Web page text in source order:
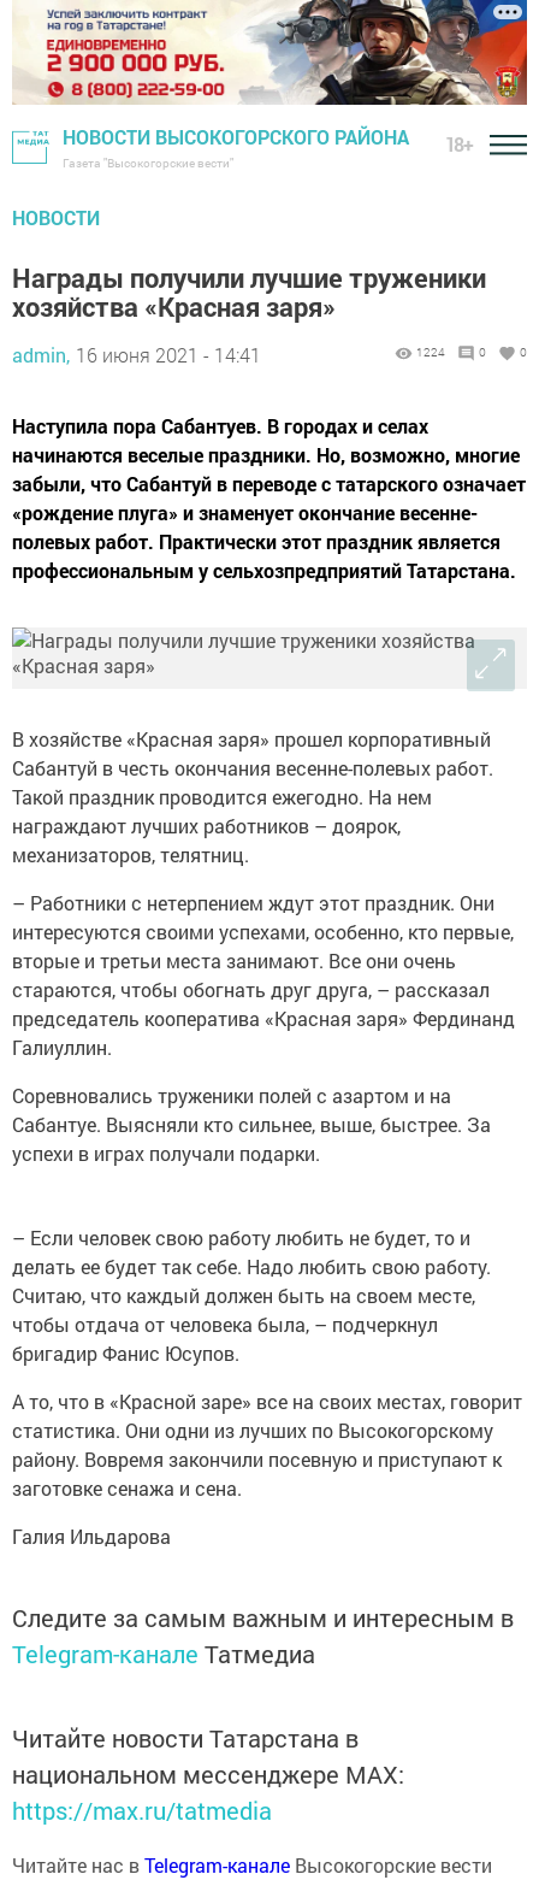
НОВОСТИ ВЫСОКОГОРСКОГО РАЙОНА
Газета "Высокогорские вести"
18+
НОВОСТИ
Награды получили лучшие труженики
хозяйства «Красная заря»
admin, 16 июня 2021 - 14:41 1224 0 0
Наступила пора Сабантуев. В городах и селах
начинаются веселые праздники. Но, возможно, многие
забыли, что Сабантуй в переводе с татарского означает
«рождение плуга» и знаменует окончание весенне-
полевых работ. Практически этот праздник является
профессиональным у сельхозпредприятий Татарстана.
В хозяйстве «Красная заря» прошел корпоративный
Сабантуй в честь окончания весенне-полевых работ.
Такой праздник проводится ежегодно. На нем
награждают лучших работников – доярок,
механизаторов, телятниц.
– Работники с нетерпением ждут этот праздник. Они
интересуются своими успехами, особенно, кто первые,
вторые и третьи места занимают. Все они очень
стараются, чтобы обогнать друг друга, – рассказал
председатель кооператива «Красная заря» Фердинанд
Галиуллин.
Соревновались труженики полей с азартом и на
Сабантуе. Выясняли кто сильнее, выше, быстрее. За
успехи в играх получали подарки.
– Если человек свою работу любить не будет, то и
делать ее будет так себе. Надо любить свою работу.
Считаю, что каждый должен быть на своем месте,
чтобы отдача от человека была, – подчеркнул
бригадир Фанис Юсупов.
А то, что в «Красной заре» все на своих местах, говорит
статистика. Они одни из лучших по Высокогорскому
району. Вовремя закончили посевную и приступают к
заготовке сенажа и сена.
Галия Ильдарова
Следите за самым важным и интересным в
Telegram-канале Татмедиа
Читайте новости Татарстана в
национальном мессенджере MАХ:
https://max.ru/tatmedia
Читайте нас вTelegram-канале Высокогорские вести